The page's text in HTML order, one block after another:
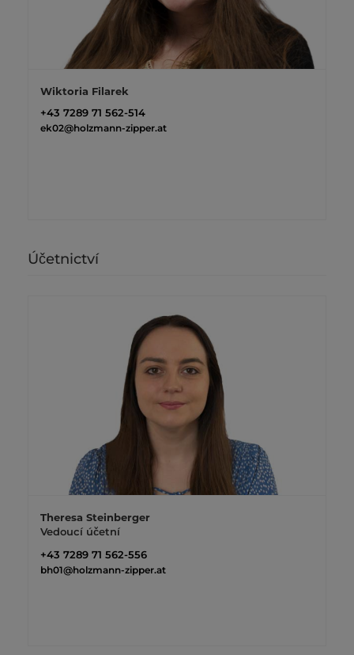
Wiktoria Filarek
+43 7289 71 562-514
ek02@holzmann-zipper.at
Účetnictví
Theresa Steinberger
Vedoucí účetní
+43 7289 71 562-556
bh01@holzmann-zipper.at